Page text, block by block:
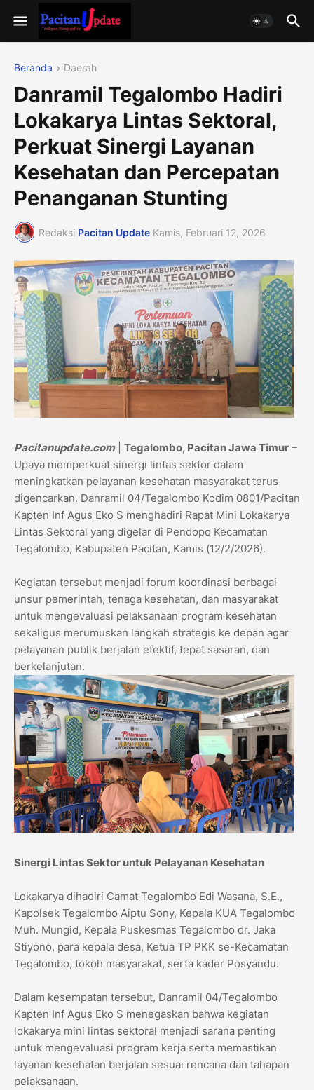
Beranda Daerah
Danramil Tegalombo Hadiri
Lokakarya Lintas Sektoral,
Perkuat Sinergi Layanan
Kesehatan dan Percepatan
Penanganan Stunting
Redaksi Pacitan Update Kamis, Februari 12, 2026
Pacitanupdate.com| Tegalombo, Pacitan Jawa Timur –
Upaya memperkuat sinergi lintas sektor dalam
meningkatkan pelayanan kesehatan masyarakat terus
digencarkan. Danramil 04/Tegalombo Kodim 0801/Pacitan
Kapten Inf Agus Eko S menghadiri Rapat Mini Lokakarya
Lintas Sektoral yang digelar di Pendopo Kecamatan
Tegalombo, Kabupaten Pacitan, Kamis (12/2/2026).
Kegiatan tersebut menjadi forum koordinasi berbagai
unsur pemerintah, tenaga kesehatan, dan masyarakat
untuk mengevaluasi pelaksanaan program kesehatan
sekaligus merumuskan langkah strategis ke depan agar
pelayanan publik berjalan efektif, tepat sasaran, dan
berkelanjutan.
Sinergi Lintas Sektor untuk Pelayanan Kesehatan
Lokakarya dihadiri Camat Tegalombo Edi Wasana, S.E.,
Kapolsek Tegalombo Aiptu Sony, Kepala KUA Tegalombo
Muh. Mungid, Kepala Puskesmas Tegalombo dr. Jaka
Stiyono, para kepala desa, Ketua TP PKK se-Kecamatan
Tegalombo, tokoh masyarakat, serta kader Posyandu.
Dalam kesempatan tersebut, Danramil 04/Tegalombo
Kapten Inf Agus Eko S menegaskan bahwa kegiatan
lokakarya mini lintas sektoral menjadi sarana penting
untuk mengevaluasi program kerja serta memastikan
layanan kesehatan berjalan sesuai rencana dan tahapan
pelaksanaan.